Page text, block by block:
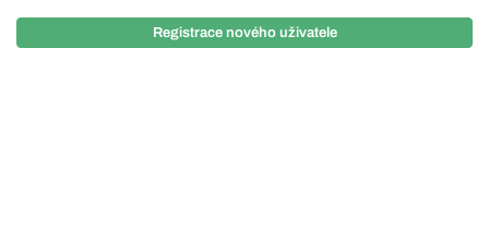
Registrace nového uživatele